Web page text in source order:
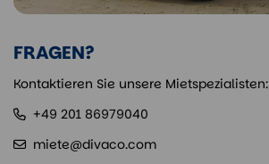
FRAGEN?
Kontaktieren Sie unsere Mietspezialisten:
+49 201 86979040
miete@divaco.com